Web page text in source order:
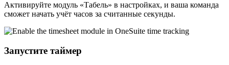
Активируйте модуль «Табель» в настройках, и ваша команда
сможет начать учёт часов за считанные секунды.
Запустите таймер